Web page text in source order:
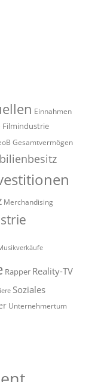
Einnahmen
Filmindustrie
Gesamtvermögen
Merchandising
Rapper Reality-TV
Soziales
Unternehmertum